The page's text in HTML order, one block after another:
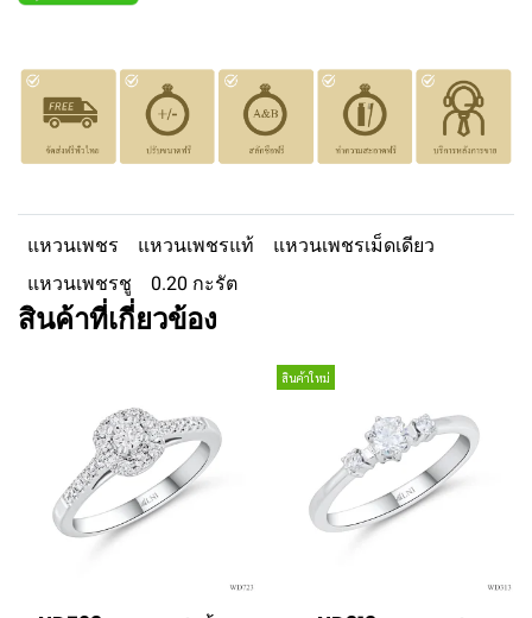
แหวนเพชร แหวนเพชรแท้
แหวนเพชรเม็ดเดียว
แหวนเพชรชู
0.20 กะรัต
สินค้าที่เกี่ยวข้อง
สินค้าใหม่